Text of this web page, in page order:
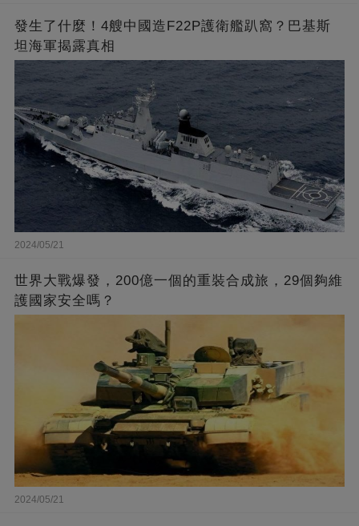
發生了什麼！4艘中國造F22P護衛艦趴窩？巴基斯
坦海軍揭露真相
2024/05/21
世界大戰爆發，200億一個的重裝合成旅，29個夠維
護國家安全嗎？
2024/05/21